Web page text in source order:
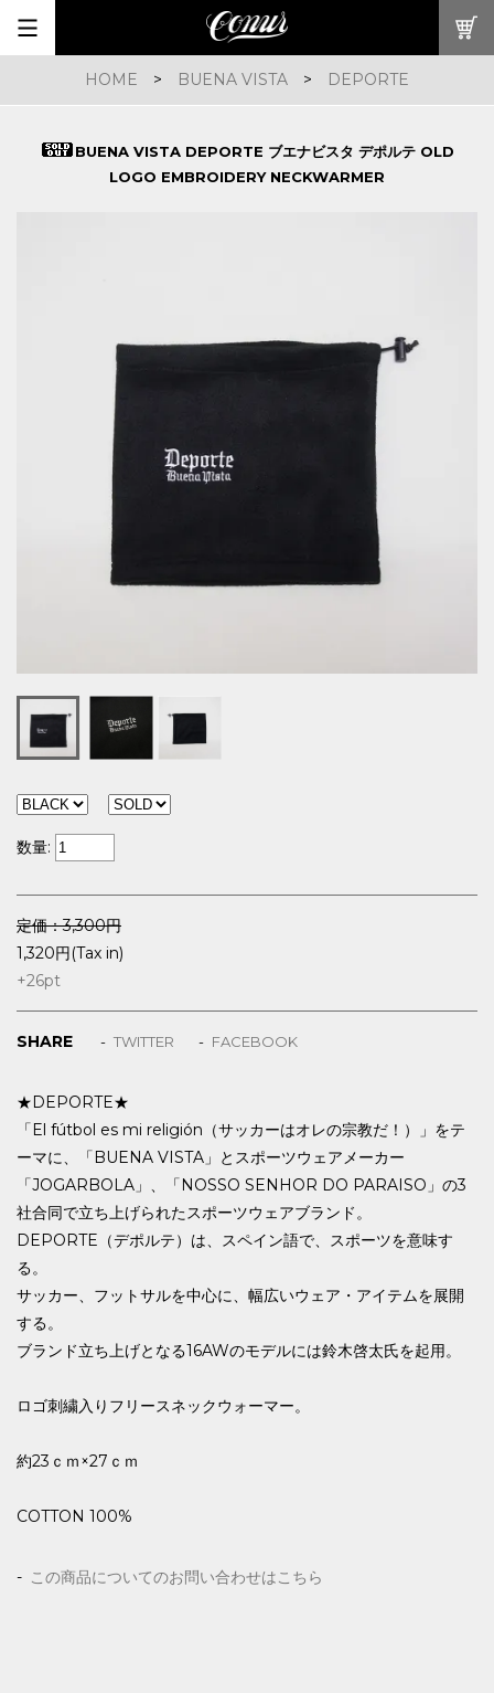
HOME > BUENA VISTA > DEPORTE
BUENA VISTA DEPORTE ブエナビスタ デポルテ OLD
LOGO EMBROIDERY NECKWARMER
数量:
定価：3,300円
1,320円(Tax in)
+26pt
SHARE TWITTER FACEBOOK
★DEPORTE★
「El fútbol es mi religión（サッカーはオレの宗教だ！）」をテ
ーマに、「BUENA VISTA」とスポーツウェアメーカー
「JOGARBOLA」、「NOSSO SENHOR DO PARAISO」の3
社合同で立ち上げられたスポーツウェアブランド。
DEPORTE（デポルテ）は、スペイン語で、スポーツを意味す
る。
サッカー、フットサルを中心に、幅広いウェア・アイテムを展開
する。
ブランド立ち上げとなる16AWのモデルには鈴木啓太氏を起用。
ロゴ刺繍入りフリースネックウォーマー。
約23ｃｍ×27ｃｍ
COTTON 100%
この商品についてのお問い合わせはこちら